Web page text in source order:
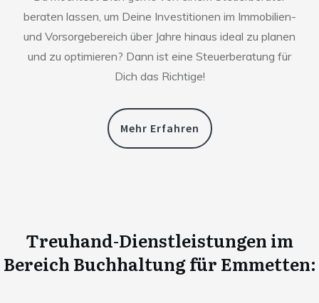
beraten lassen, um Deine Investitionen im Immobilien-
und Vorsorgebereich über Jahre hinaus ideal zu planen
und zu optimieren? Dann ist eine Steuerberatung für
Dich das Richtige!
Mehr Erfahren
Treuhand-Dienstleistungen im
Bereich Buchhaltung für Emmetten: